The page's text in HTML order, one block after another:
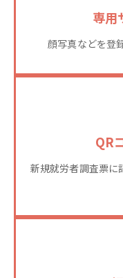
専用
顔写真などを登
QR
新規就労者調査票に